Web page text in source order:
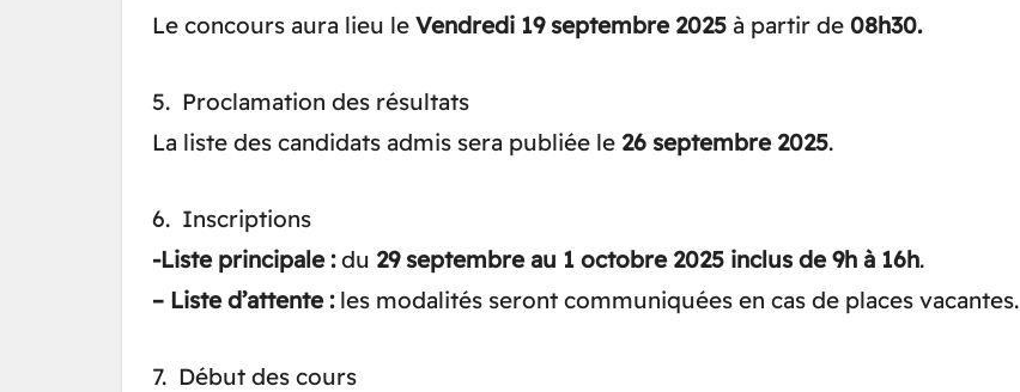
Le concours aura lieu le Vendredi 19 septembre 2025 à partir de 08h30.
5. Proclamation des résultats
La liste des candidats admis sera publiée le 26 septembre 2025.
6. Inscriptions
-Liste principale :du 29 septembre au 1 octobre 2025 inclus de 9h à 16h.
– Liste d’attente : les modalités seront communiquées en cas de places vacantes.
7. Début des cours